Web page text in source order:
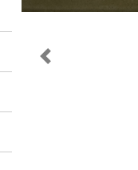
Previous